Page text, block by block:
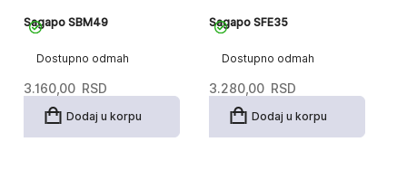
Dostupno odmah
Sagapo SBM49
3.160,00 RSD
Dodaj u korpu
Dostupno odmah
Sagapo SFE35
3.280,00 RSD
Dodaj u korpu